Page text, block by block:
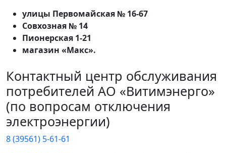
улицы Первомайская № 16-67
Совхозная № 14
Пионерская 1-21
магазин «Макс».
Контактный центр обслуживания
потребителей АО «Витимэнерго»
(по вопросам отключения
электроэнергии)
8 (39561) 5-61-61